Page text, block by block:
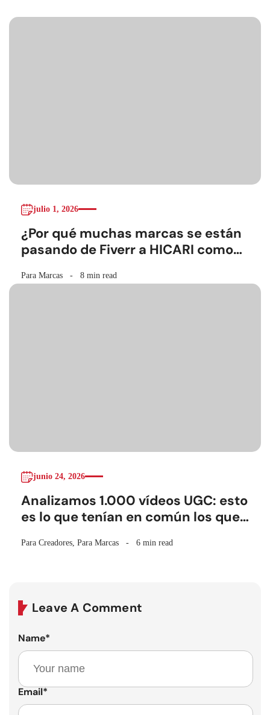
julio 1, 2026
¿Por qué muchas marcas se están
pasando de Fiverr a HICARI como
Para Marcas 8 min read
junio 24, 2026
Analizamos 1.000 vídeos UGC: esto
es lo que tenían en común los que
Para Creadores, Para Marcas 6 min read
Leave A Comment
Name*
Email*